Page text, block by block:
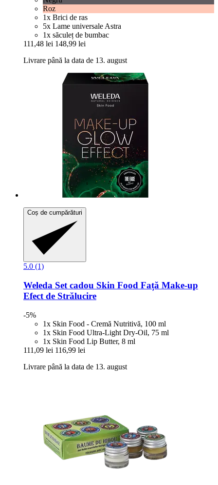
Roz
1x Brici de ras
5x Lame universale Astra
1x săculeț de bumbac
111,48 lei 148,99 lei
Livrare până la data de 13. august
Coș de cumpărături
5.0 (1)
Weleda Set cadou Skin Food Față Make-​up
Efect de Strălucire
-5%
1x Skin Food - Cremă Nutritivă, 100 ml
1x Skin Food Ultra-Light Dry-Oil, 75 ml
1x Skin Food Lip Butter, 8 ml
111,09 lei 116,99 lei
Livrare până la data de 13. august